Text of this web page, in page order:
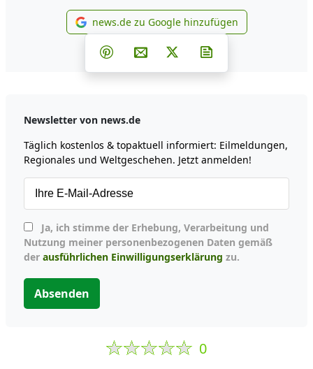
news.de zu Google
news.de zu Google hinzufügen
Teilen auf Facebook
Teilen auf Whatsapp
Teilen auf Telegram
Teilen auf Pinterest
Per E-Mail teilen
Post auf X
Newsletter von news.de
Täglich kostenlos & topaktuell informiert: Eilmeldungen,
Regionales und Weltgeschehen. Jetzt anmelden!
Nutzung meiner personenbezogenen Daten gemäß
der ausführlichen Einwilligungserklärung zu.
Absenden
0